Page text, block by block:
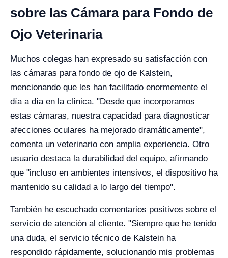
sobre las Cámara para Fondo de
Ojo Veterinaria
Muchos colegas han expresado su satisfacción con
las cámaras para fondo de ojo de Kalstein,
mencionando que les han facilitado enormemente el
día a día en la clínica. "Desde que incorporamos
estas cámaras, nuestra capacidad para diagnosticar
afecciones oculares ha mejorado dramáticamente",
comenta un veterinario con amplia experiencia. Otro
usuario destaca la durabilidad del equipo, afirmando
que "incluso en ambientes intensivos, el dispositivo ha
mantenido su calidad a lo largo del tiempo".
También he escuchado comentarios positivos sobre el
servicio de atención al cliente. "Siempre que he tenido
una duda, el servicio técnico de Kalstein ha
respondido rápidamente, solucionando mis problemas